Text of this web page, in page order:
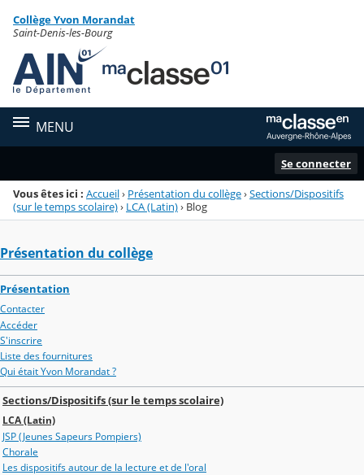
Menu de la rubrique
Contenu
Collège Yvon Morandat
Saint-Denis-les-Bourg
MENU
Se connecter
Vous êtes ici : Accueil› Présentation du collège›Sections/Dispositifs
(sur le temps scolaire)› LCA (Latin)› Blog
Présentation du collège
Présentation
Contacter
Accéder
S'inscrire
Liste des fournitures
Qui était Yvon Morandat ?
Sections/Dispositifs (sur le temps scolaire)
LCA (Latin)
JSP (Jeunes Sapeurs Pompiers)
Chorale
Les dispositifs autour de la lecture et de l'oral